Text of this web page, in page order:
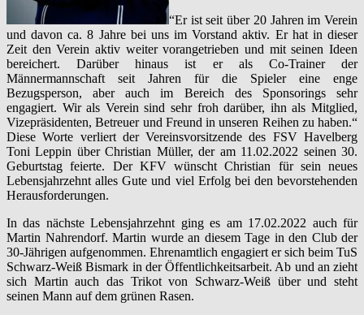
“Er ist seit über 20 Jahren im Verein
und davon ca. 8 Jahre bei uns im Vorstand aktiv. Er hat in dieser
Zeit den Verein aktiv weiter vorangetrieben und mit seinen Ideen
bereichert. Darüber hinaus ist er als Co-Trainer der
Männermannschaft seit Jahren für die Spieler eine enge
Bezugsperson, aber auch im Bereich des Sponsorings sehr
engagiert. Wir als Verein sind sehr froh darüber, ihn als Mitglied,
Vizepräsidenten, Betreuer und Freund in unseren Reihen zu haben.“
Diese Worte verliert der Vereinsvorsitzende des FSV Havelberg
Toni Leppin über Christian Müller, der am 11.02.2022 seinen 30.
Geburtstag feierte. Der KFV wünscht Christian für sein neues
Lebensjahrzehnt alles Gute und viel Erfolg bei den bevorstehenden
Herausforderungen.
In das nächste Lebensjahrzehnt ging es am 17.02.2022 auch für
Martin Nahrendorf. Martin wurde an diesem Tage in den Club der
30-Jährigen aufgenommen. Ehrenamtlich engagiert er sich beim TuS
Schwarz-Weiß Bismark in der Öffentlichkeitsarbeit. Ab und an zieht
sich Martin auch das Trikot von Schwarz-Weiß über und steht
seinen Mann auf dem grünen Rasen.